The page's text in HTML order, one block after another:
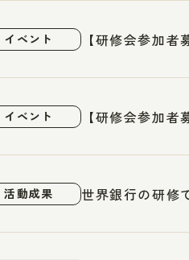
イベント 【研修会参加
イベント 【研修会参加
活動成果 世界銀行の研修